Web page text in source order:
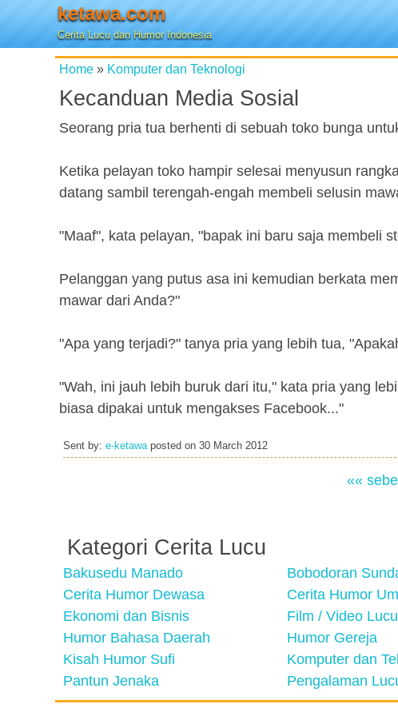
ketawa.com
Cerita Lucu dan Humor Indonesia
Home » Komputer dan Teknologi
Kecanduan Media Sosial
Seorang pria tua berhenti di sebuah toko bunga
Ketika pelayan toko hampir selesai menyusun
datang sambil terengah-engah membeli selusin
"Maaf", kata pelayan, "bapak ini baru saja membeli
Pelanggan yang putus asa ini kemudian berkata
mawar dari Anda?"
"Apa yang terjadi?" tanya pria yang lebih tua,
"Wah, ini jauh lebih buruk dari itu," kata pria yang
biasa dipakai untuk mengakses Facebook..."
Sent by: e-ketawaposted on 30 March 2012
««
Kategori Cerita Lucu
Bakusedu Manado Bobodoran
Cerita Humor Dewasa
Cerita Humor
Ekonomi dan Bisnis
Film / Video Lucu
Humor Bahasa Daerah
Humor Gereja
Kisah Humor Sufi
Komputer dan
Pantun Jenaka
Pengalaman